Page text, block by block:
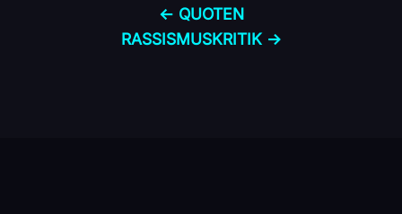
← QUOTEN
RASSISMUS­KRITIK →